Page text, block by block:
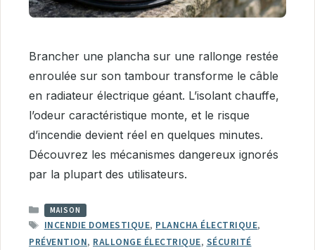
Brancher une plancha sur une rallonge restée
enroulée sur son tambour transforme le câble
en radiateur électrique géant. L’isolant chauffe,
l’odeur caractéristique monte, et le risque
d’incendie devient réel en quelques minutes.
Découvrez les mécanismes dangereux ignorés
par la plupart des utilisateurs.
CATÉGORIES
MAISON
ÉTIQUETTES
INCENDIE DOMESTIQUE, PLANCHA ÉLECTRIQUE,
PRÉVENTION, RALLONGE ÉLECTRIQUE, SÉCURITÉ